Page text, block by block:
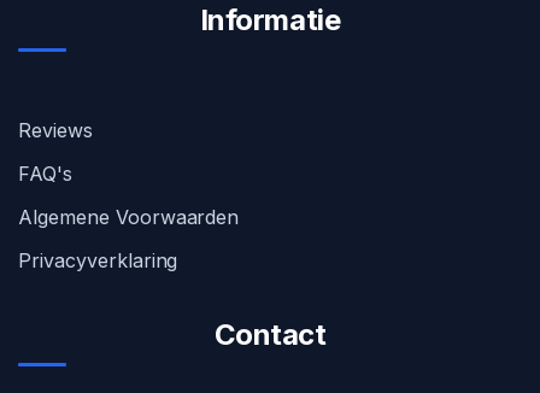
Informatie
Reviews
FAQ's
Algemene Voorwaarden
Privacyverklaring
Contact